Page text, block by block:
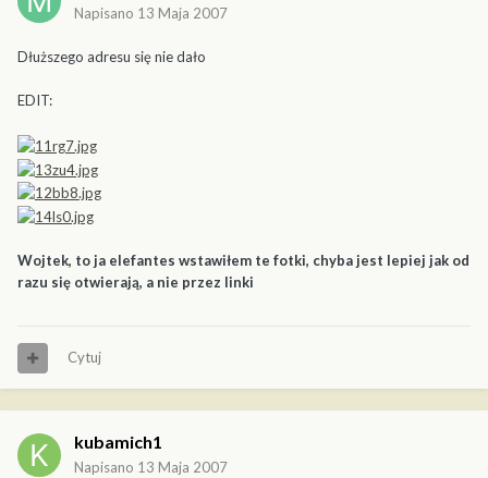
Napisano 13 Maja 2007
Dłuższego adresu się nie dało
EDIT:
Wojtek, to ja elefantes wstawiłem te fotki, chyba jest lepiej jak od
razu się otwierają, a nie przez linki
Cytuj
kubamich1
Napisano 13 Maja 2007